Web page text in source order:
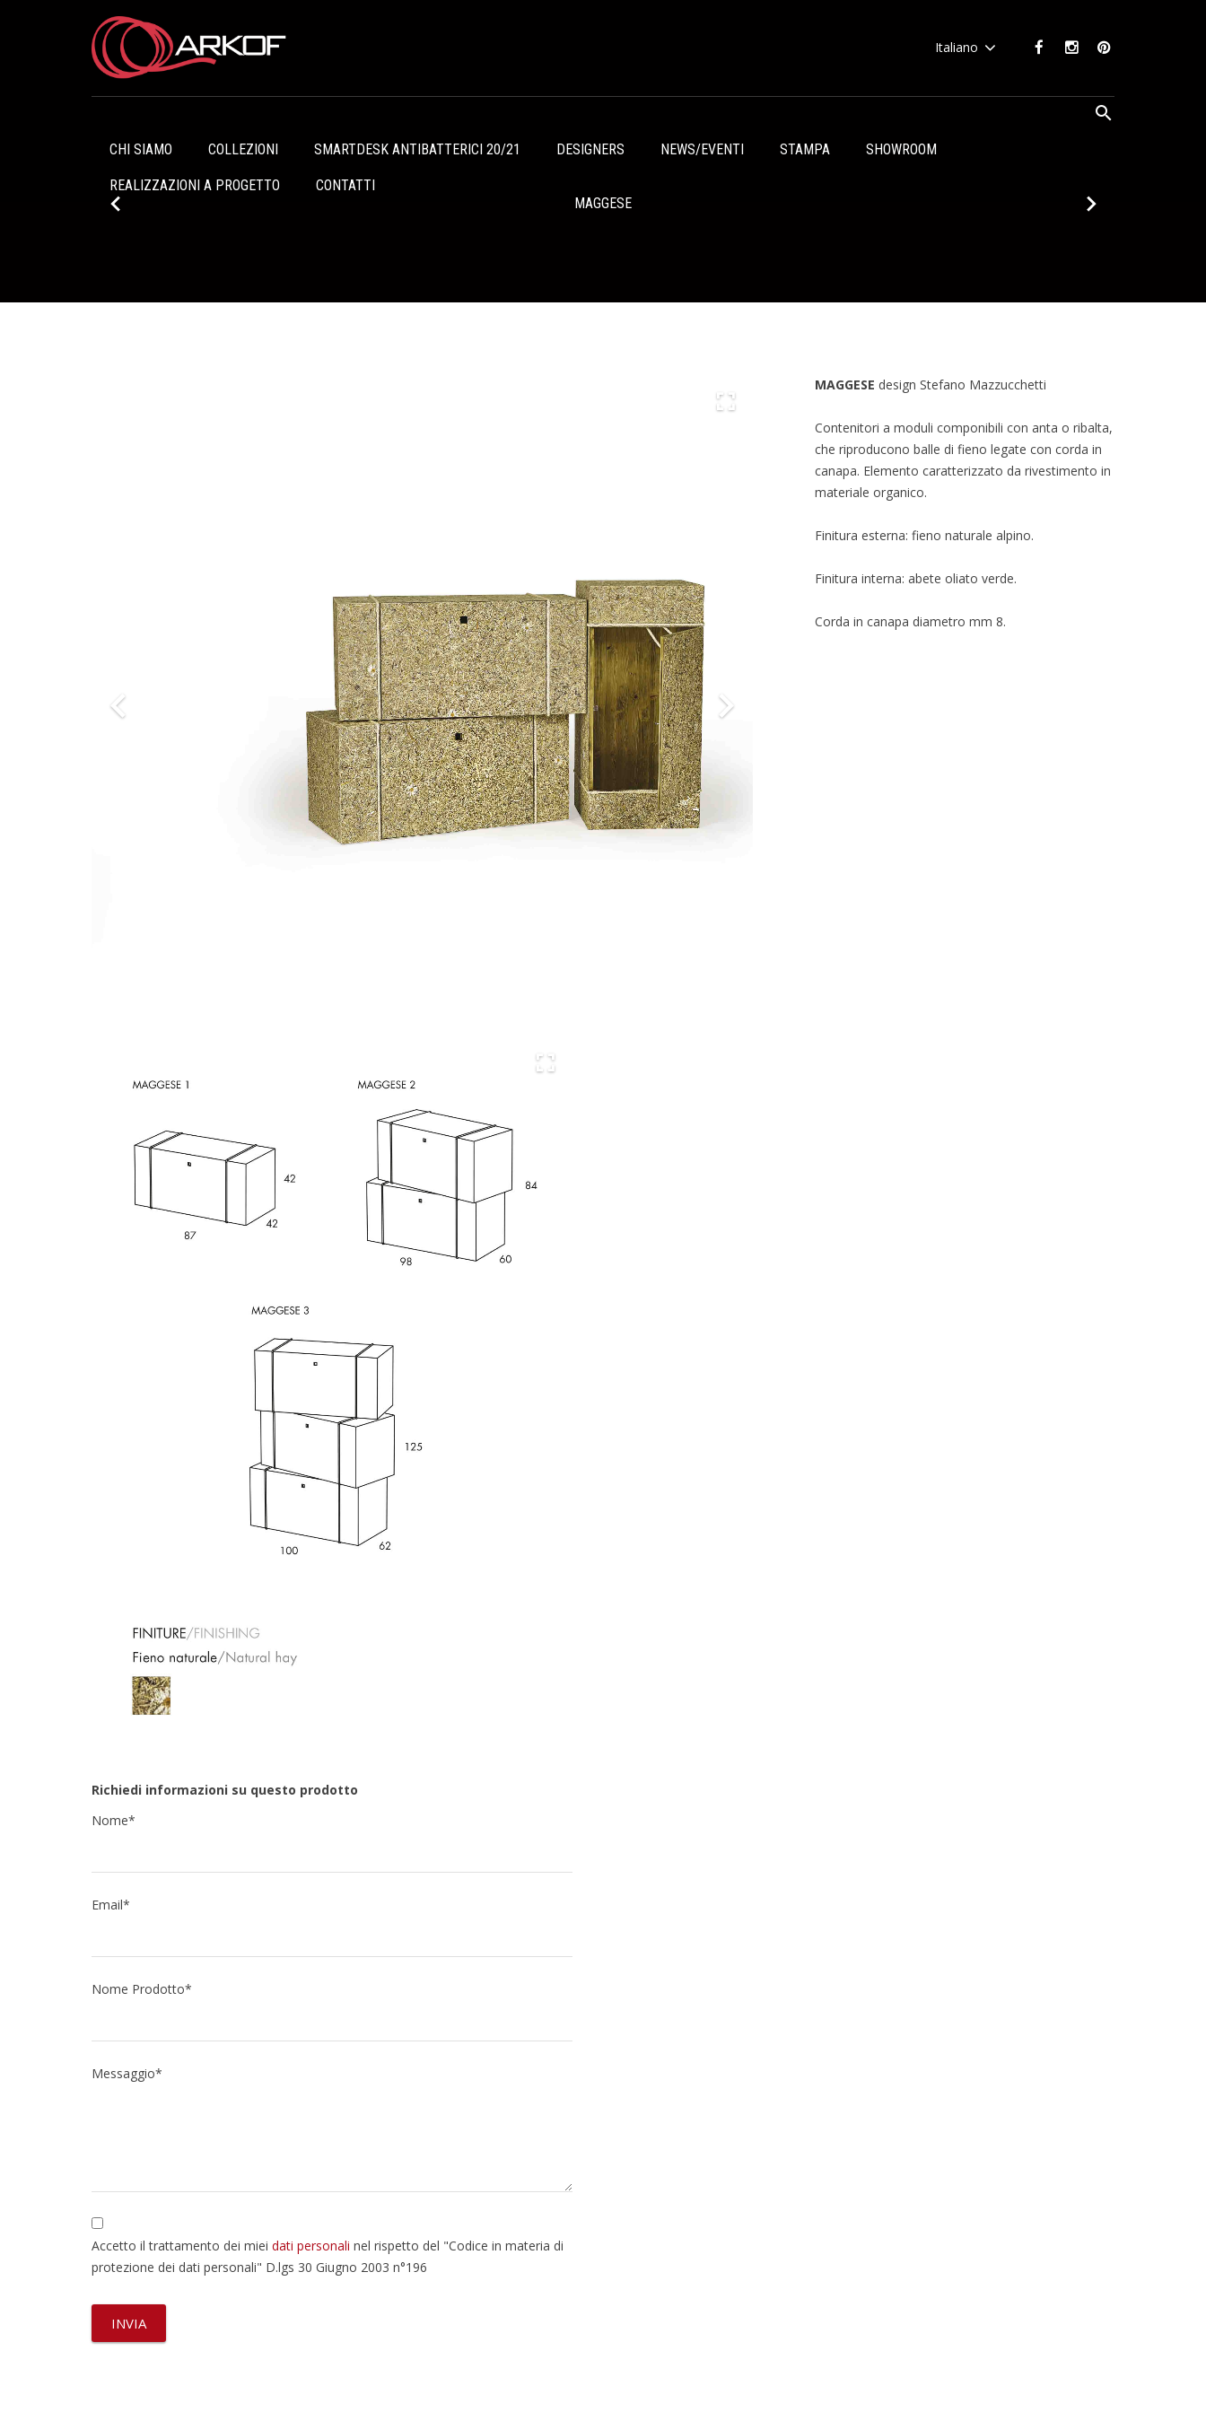
Italiano
CHI SIAMO COLLEZIONI SMARTDESK ANTIBATTERICI 20/21 DESIGNERS NEWS/EVENTI STAMPA SHOWROOM
REALIZZAZIONI A PROGETTO
CONTATTI
MAGGESE
MAGGESE design Stefano Mazzucchetti
Contenitori a moduli componibili con anta o ribalta,
che riproducono balle di fieno legate con corda in
canapa. Elemento caratterizzato da rivestimento in
materiale organico.
Finitura esterna: fieno naturale alpino.
Finitura interna: abete oliato verde.
Corda in canapa diametro mm 8.
Richiedi informazioni su questo prodotto
Nome*
Email*
Nome Prodotto*
Messaggio*
Accetto il trattamento dei miei dati personali nel rispetto del "Codice in materia di
protezione dei dati personali" D.lgs 30 Giugno 2003 n°196